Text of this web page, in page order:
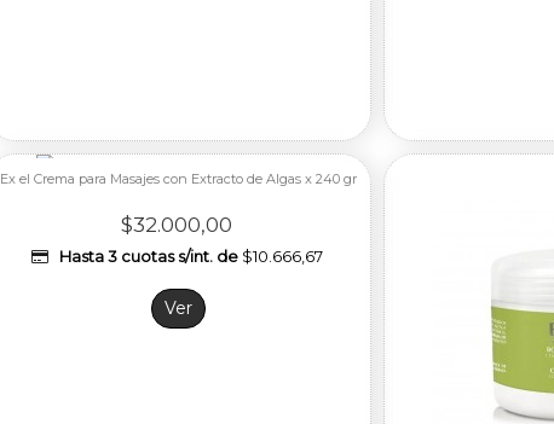
Fuera de stock
Fuera de stock
Ex el Crema para Masajes con Extracto de Algas x 240 gr
$32.000,00
Hasta 3 cuotas s/int. de $10.666,67
Ver